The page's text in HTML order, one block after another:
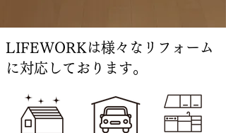
LIFEWORKは様々なリフォーム
に対応しております。